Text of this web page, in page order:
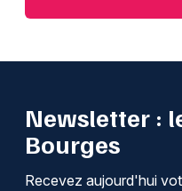
Newsletter :
Bourges
Recevez aujourd'hui